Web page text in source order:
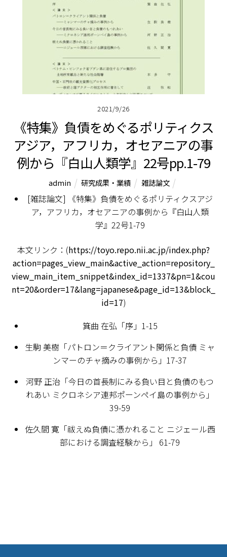
2021/9/26
《特集》負債をめぐるポリティクス――
アジア，アフリカ，オセアニアの事
例から『白山人類学』22号pp.1-79
admin 研究成果・業績 雑誌論文
[雑誌論文] 《特集》負債をめぐるポリティクス――アジ
ア，アフリカ，オセアニアの事例から『白山人類
学』22号1-79
本文リンク：(https://toyo.repo.nii.ac.jp/index.php?
action=pages_view_main&active_action=repository_
view_main_item_snippet&index_id=1337&pn=1&cou
nt=20&order=17&lang=japanese&page_id=13&block_
id=17)
箕曲 在弘「序」1-15
生駒 美樹「パトロン＝クライアント関係と負債 ――ミャ
ンマーのチャ摘みの事例から――」17-37
河野 正治「今日の首長制にみる負い目と負債のもつ
れあい ――ミクロネシア連邦ポーンペイ島の事例から――」
39-59
佐久間 寛「祓えぬ負債に憑かれること ――ニジェール西
部における調査経験から――」 61-79